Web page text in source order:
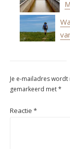
Je e-mailadres
gemarkeerd met*
Reactie *